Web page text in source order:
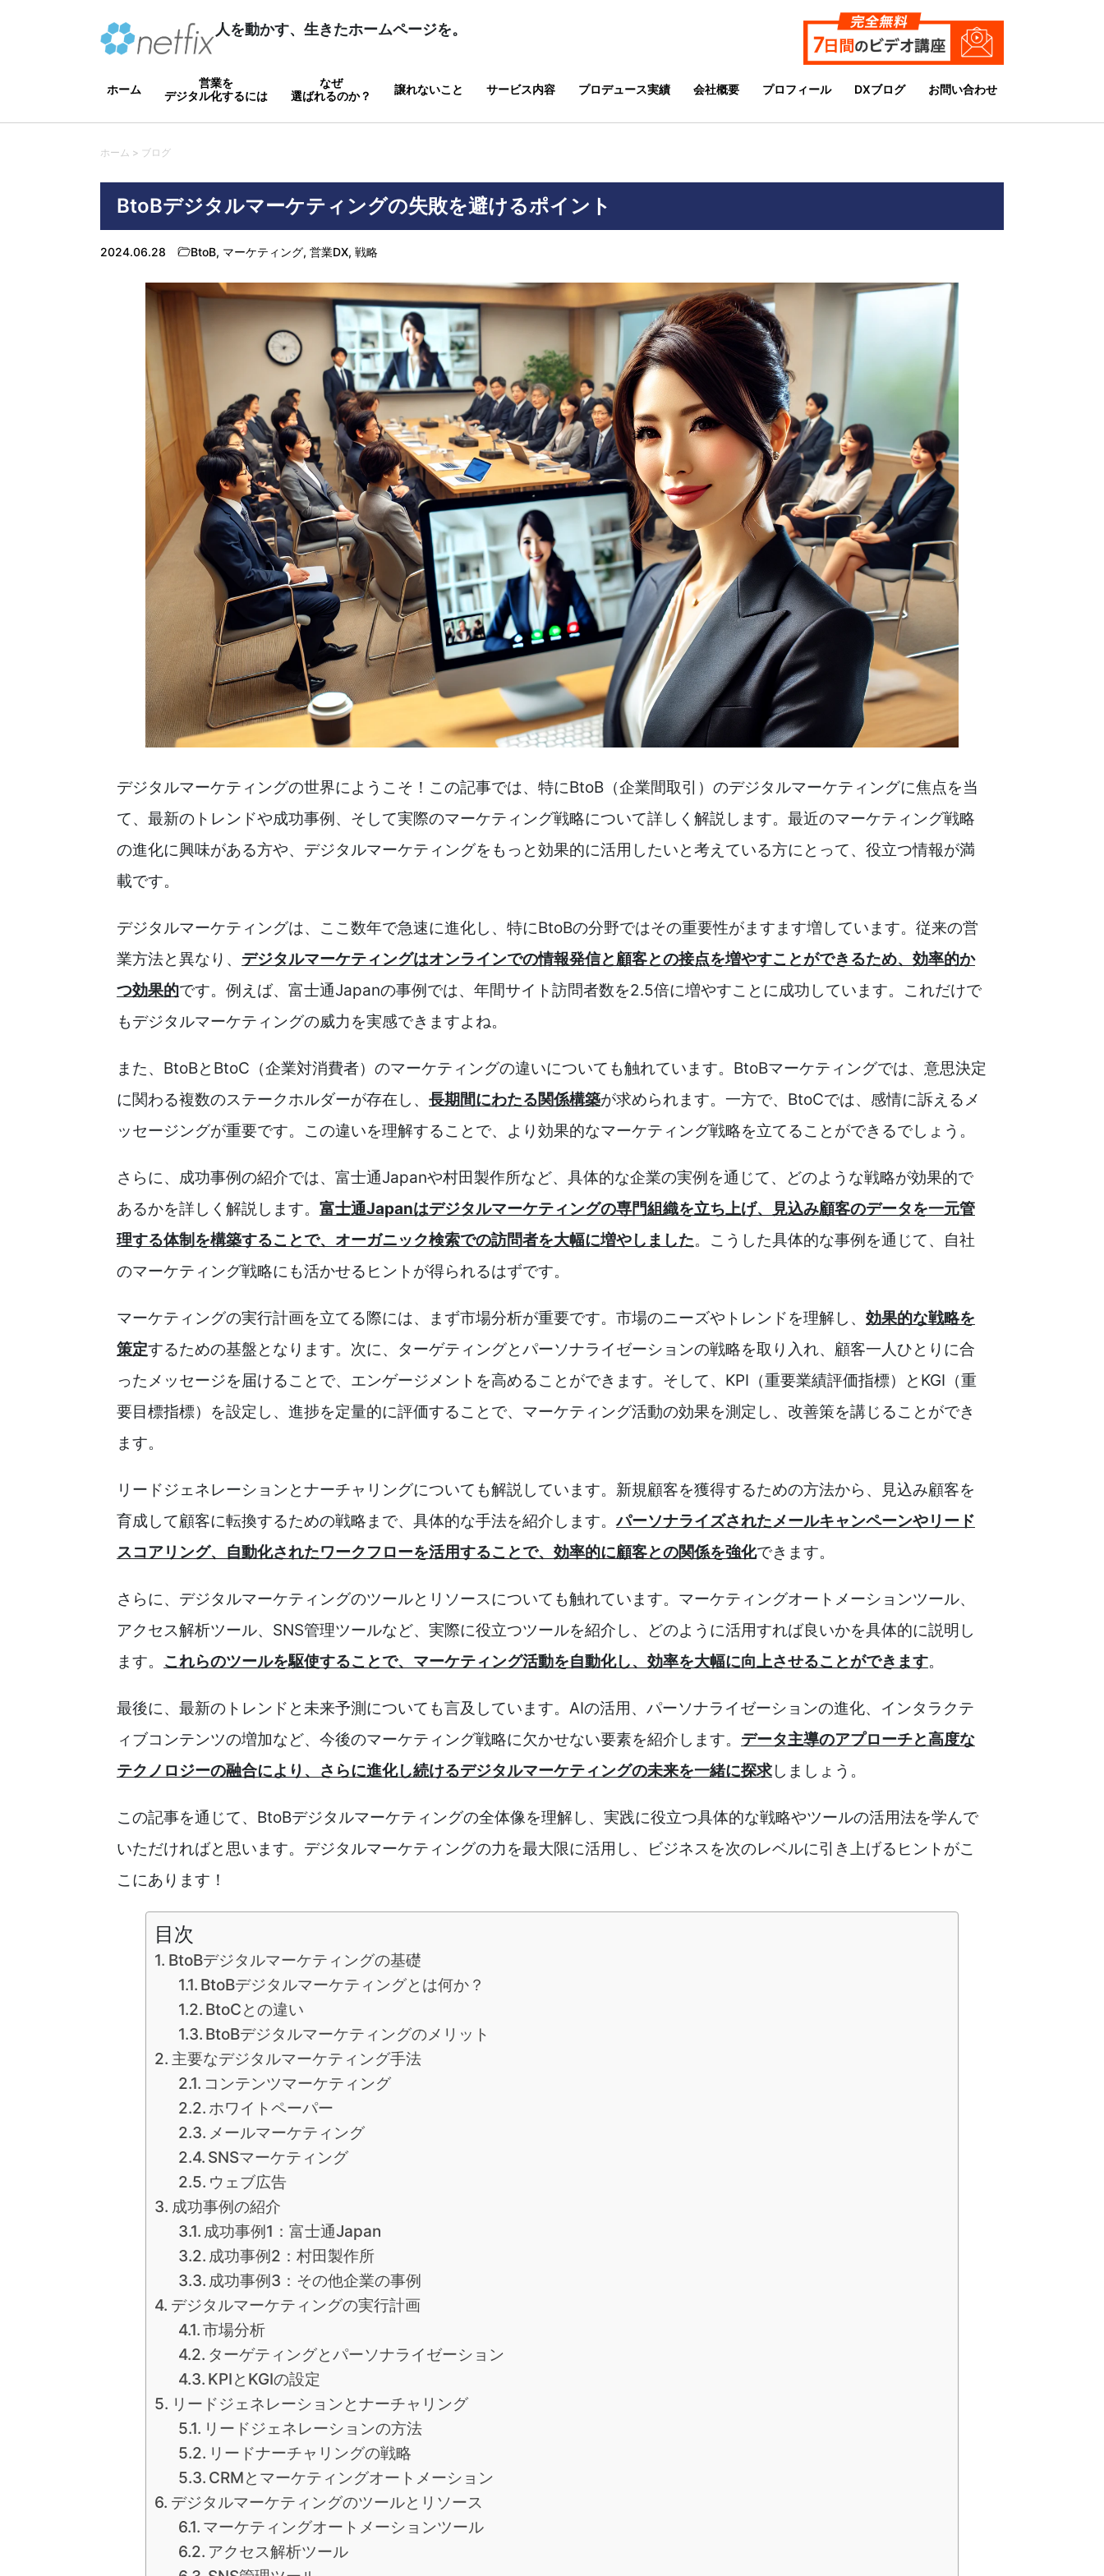
人を動かす、生きたホームページを。
ホーム
営業を
デジタル化するには
なぜ
選ばれるのか？
譲れないこと サービス内容 プロデュース実績 会社概要 プロフィール DXブログ お問い合わせ
ホーム > ブログ
BtoBデジタルマーケティングの失敗を避けるポイント
2024.06.28 BtoB, マーケティング, 営業DX, 戦略
デジタルマーケティングの世界にようこそ！この記事では、特にBtoB（企業間取引）のデジタルマーケティングに焦点を当
て、最新のトレンドや成功事例、そして実際のマーケティング戦略について詳しく解説します。最近のマーケティング戦略
の進化に興味がある方や、デジタルマーケティングをもっと効果的に活用したいと考えている方にとって、役立つ情報が満
載です。
デジタルマーケティングは、ここ数年で急速に進化し、特にBtoBの分野ではその重要性がますます増しています。従来の営
業方法と異なり、 デジタルマーケティングはオンラインでの情報発信と顧客との接点を増やすことができるため、効率的か
つ効果的です。例えば、富士通Japanの事例では、年間サイト訪問者数を2.5倍に増やすことに成功しています。これだけで
もデジタルマーケティングの威力を実感できますよね。
また、BtoBとBtoC（企業対消費者）のマーケティングの違いについても触れています。BtoBマーケティングでは、意思決定
に関わる複数のステークホルダーが存在し、 長期間にわたる関係構築が求められます。一方で、BtoCでは、感情に訴えるメ
ッセージングが重要です。この違いを理解することで、より効果的なマーケティング戦略を立てることができるでしょう。
さらに、成功事例の紹介では、富士通Japanや村田製作所など、具体的な企業の実例を通じて、どのような戦略が効果的で
あるかを詳しく解説します。 富士通Japanはデジタルマーケティングの専門組織を立ち上げ、見込み顧客のデータを一元管
理する体制を構築することで、オーガニック検索での訪問者を大幅に増やしました。こうした具体的な事例を通じて、自社
のマーケティング戦略にも活かせるヒントが得られるはずです。
マーケティングの実行計画を立てる際には、まず市場分析が重要です。市場のニーズやトレンドを理解し、 効果的な戦略を
策定するための基盤となります。次に、ターゲティングとパーソナライゼーションの戦略を取り入れ、顧客一人ひとりに合
ったメッセージを届けることで、エンゲージメントを高めることができます。そして、KPI（重要業績評価指標）とKGI（重
要目標指標）を設定し、進捗を定量的に評価することで、マーケティング活動の効果を測定し、改善策を講じることができ
ます。
リードジェネレーションとナーチャリングについても解説しています。新規顧客を獲得するための方法から、見込み顧客を
育成して顧客に転換するための戦略まで、具体的な手法を紹介します。パーソナライズされたメールキャンペーンやリード
スコアリング、自動化されたワークフローを活用することで、効率的に顧客との関係を強化できます。
さらに、デジタルマーケティングのツールとリソースについても触れています。マーケティングオートメーションツール、
アクセス解析ツール、SNS管理ツールなど、実際に役立つツールを紹介し、どのように活用すれば良いかを具体的に説明し
ます。 これらのツールを駆使することで、マーケティング活動を自動化し、効率を大幅に向上させることができます。
最後に、最新のトレンドと未来予測についても言及しています。AIの活用、パーソナライゼーションの進化、インタラクテ
ィブコンテンツの増加など、今後のマーケティング戦略に欠かせない要素を紹介します。 データ主導のアプローチと高度な
テクノロジーの融合により、さらに進化し続けるデジタルマーケティングの未来を一緒に探求しましょう。
この記事を通じて、BtoBデジタルマーケティングの全体像を理解し、実践に役立つ具体的な戦略やツールの活用法を学んで
いただければと思います。デジタルマーケティングの力を最大限に活用し、ビジネスを次のレベルに引き上げるヒントがこ
こにあります！
目次
BtoBデジタルマーケティングの基礎
BtoBデジタルマーケティングとは何か？
BtoCとの違い
BtoBデジタルマーケティングのメリット
主要なデジタルマーケティング手法
コンテンツマーケティング
ホワイトペーパー
メールマーケティング
SNSマーケティング
ウェブ広告
成功事例の紹介
成功事例1：富士通Japan
成功事例2：村田製作所
成功事例3：その他企業の事例
デジタルマーケティングの実行計画
市場分析
ターゲティングとパーソナライゼーション
KPIとKGIの設定
リードジェネレーションとナーチャリング
リードジェネレーションの方法
リードナーチャリングの戦略
CRMとマーケティングオートメーション
デジタルマーケティングのツールとリソース
マーケティングオートメーションツール
アクセス解析ツール